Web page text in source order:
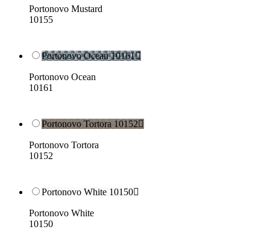
Portonovo Mustard
10155
Portonovo Ocean 10161
Portonovo Ocean
10161
Portonovo Tortora 10152
Portonovo Tortora
10152
Portonovo White 10150
Portonovo White
10150